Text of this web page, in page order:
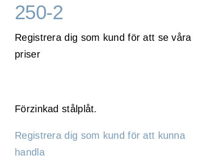
250-2
Registrera dig som kund för att se våra
priser
Förzinkad stålplåt.
Registrera dig som kund för att kunna
handla